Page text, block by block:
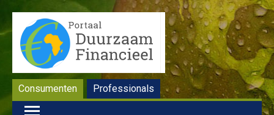
Consumenten Professionals